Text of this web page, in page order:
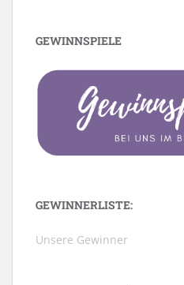
GEWINNSPIELE
GEWINNERLISTE:
Unsere Gewinner